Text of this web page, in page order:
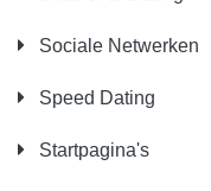
Sociale Netwerken
Speed Dating
Startpagina's